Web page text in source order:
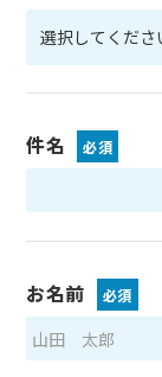
件名 必須
お名前 必須